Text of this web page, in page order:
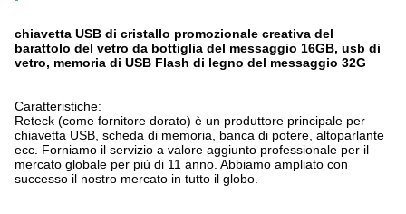
chiavetta USB di cristallo promozionale creativa del
barattolo del vetro da bottiglia del messaggio 16GB, usb di
vetro, memoria di USB Flash di legno del messaggio 32G
Caratteristiche:
Reteck (come fornitore dorato) è un produttore principale per
chiavetta USB, scheda di memoria, banca di potere, altoparlante
ecc. Forniamo il servizio a valore aggiunto professionale per il
mercato globale per più di 11 anno. Abbiamo ampliato con
successo il nostro mercato in tutto il globo.